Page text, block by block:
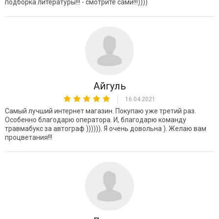
подборка литературы!!! - смотрите сами!!!))))
Айгуль
16.04.2021
Самый лучший интернет магазин. Покупаю уже третий раз.
Особенно благодарю оператора. И, благодарю команду
травмабукс за автограф )))))). Я очень довольна ). Желаю вам
процветания!!!